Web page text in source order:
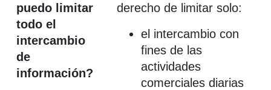
puedo limitar
todo el
intercambio
de
información?
derecho de limitar solo:
el intercambio con
fines de las
actividades
comerciales diarias